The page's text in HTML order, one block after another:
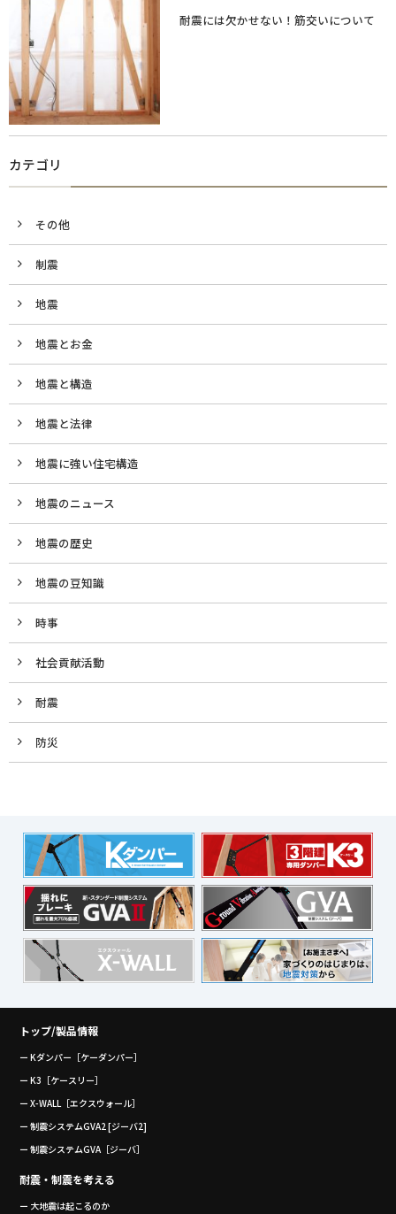
耐震には欠かせない！筋交いについて
カテゴリ
その他
制震
地震
地震とお金
地震と構造
地震と法律
地震に強い住宅構造
地震のニュース
地震の歴史
地震の豆知識
時事
社会貢献活動
耐震
防災
トップ/製品情報
ー Kダンパー［ケーダンパー］
ー K3［ケースリー］
ー X-WALL［エクスウォール］
ー 制震システムGVA2 [ジーバ2]
ー 制震システムGVA［ジーバ］
耐震・制震を考える
ー 大地震は起こるのか